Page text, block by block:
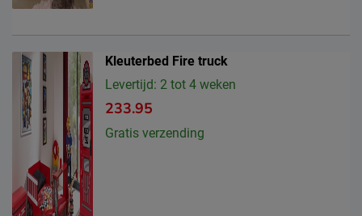
Kleuterbed Fire truck
Levertijd: 2 tot 4 weken
233.95
Gratis verzending